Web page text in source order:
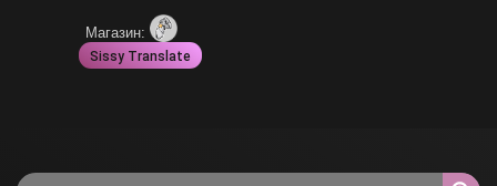
Магазин:
Sissy Translate